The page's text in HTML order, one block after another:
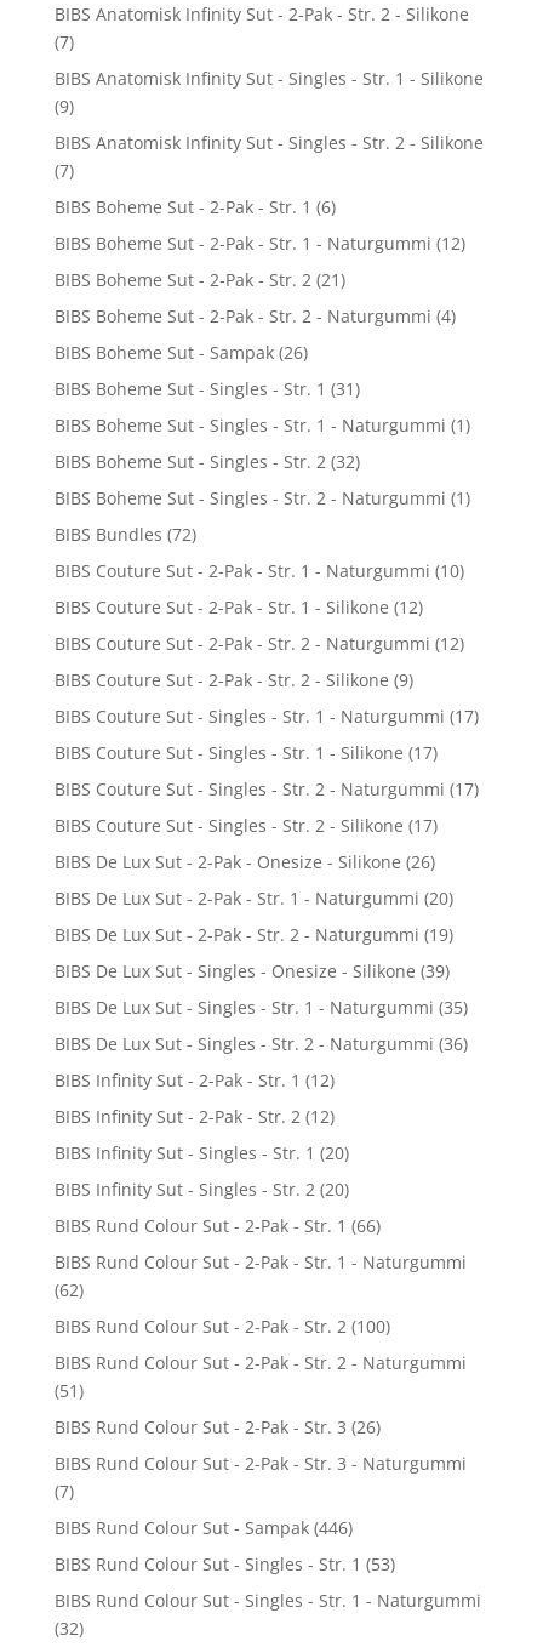
BIBS Anatomisk Infinity Sut - 2-Pak - Str. 2 - Silikone
(7)
BIBS Anatomisk Infinity Sut - Singles - Str. 1 - Silikone
(9)
BIBS Anatomisk Infinity Sut - Singles - Str. 2 - Silikone
(7)
BIBS Boheme Sut - 2-Pak - Str. 1 (6)
BIBS Boheme Sut - 2-Pak - Str. 1 - Naturgummi (12)
BIBS Boheme Sut - 2-Pak - Str. 2 (21)
BIBS Boheme Sut - 2-Pak - Str. 2 - Naturgummi (4)
BIBS Boheme Sut - Sampak (26)
BIBS Boheme Sut - Singles - Str. 1 (31)
BIBS Boheme Sut - Singles - Str. 1 - Naturgummi (1)
BIBS Boheme Sut - Singles - Str. 2 (32)
BIBS Boheme Sut - Singles - Str. 2 - Naturgummi (1)
BIBS Bundles (72)
BIBS Couture Sut - 2-Pak - Str. 1 - Naturgummi (10)
BIBS Couture Sut - 2-Pak - Str. 1 - Silikone (12)
BIBS Couture Sut - 2-Pak - Str. 2 - Naturgummi (12)
BIBS Couture Sut - 2-Pak - Str. 2 - Silikone (9)
BIBS Couture Sut - Singles - Str. 1 - Naturgummi (17)
BIBS Couture Sut - Singles - Str. 1 - Silikone (17)
BIBS Couture Sut - Singles - Str. 2 - Naturgummi (17)
BIBS Couture Sut - Singles - Str. 2 - Silikone (17)
BIBS De Lux Sut - 2-Pak - Onesize - Silikone (26)
BIBS De Lux Sut - 2-Pak - Str. 1 - Naturgummi (20)
BIBS De Lux Sut - 2-Pak - Str. 2 - Naturgummi (19)
BIBS De Lux Sut - Singles - Onesize - Silikone (39)
BIBS De Lux Sut - Singles - Str. 1 - Naturgummi (35)
BIBS De Lux Sut - Singles - Str. 2 - Naturgummi (36)
BIBS Infinity Sut - 2-Pak - Str. 1 (12)
BIBS Infinity Sut - 2-Pak - Str. 2 (12)
BIBS Infinity Sut - Singles - Str. 1 (20)
BIBS Infinity Sut - Singles - Str. 2 (20)
BIBS Rund Colour Sut - 2-Pak - Str. 1 (66)
BIBS Rund Colour Sut - 2-Pak - Str. 1 - Naturgummi
(62)
BIBS Rund Colour Sut - 2-Pak - Str. 2 (100)
BIBS Rund Colour Sut - 2-Pak - Str. 2 - Naturgummi
(51)
BIBS Rund Colour Sut - 2-Pak - Str. 3 (26)
BIBS Rund Colour Sut - 2-Pak - Str. 3 - Naturgummi
(7)
BIBS Rund Colour Sut - Sampak (446)
BIBS Rund Colour Sut - Singles - Str. 1 (53)
BIBS Rund Colour Sut - Singles - Str. 1 - Naturgummi
(32)